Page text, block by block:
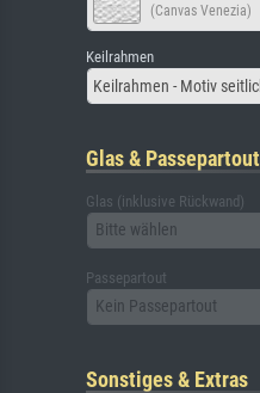
(Canvas Venezia)
Keilrahmen
Keilrahmen - Motiv
Glas & Passepartout
Glas (inklusive Rückwand)
Bitte wählen
Passepartout
Kein Passepartout
Sonstiges & Extras